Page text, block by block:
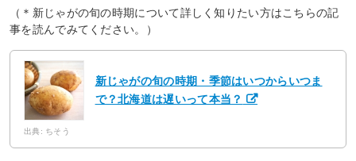
（＊新じゃがの旬の時期について詳しく知りたい方はこちらの記
事を読んでみてください。）
新じゃがの旬の時期・季節はいつからいつま
で？北海道は遅いって本当？
出典: ちそう